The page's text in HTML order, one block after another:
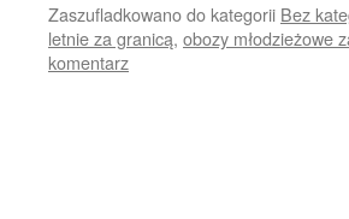
Zaszufladkowano do kategorii Bez
letnie za granicą, obozy młodzieżowe
komentarz